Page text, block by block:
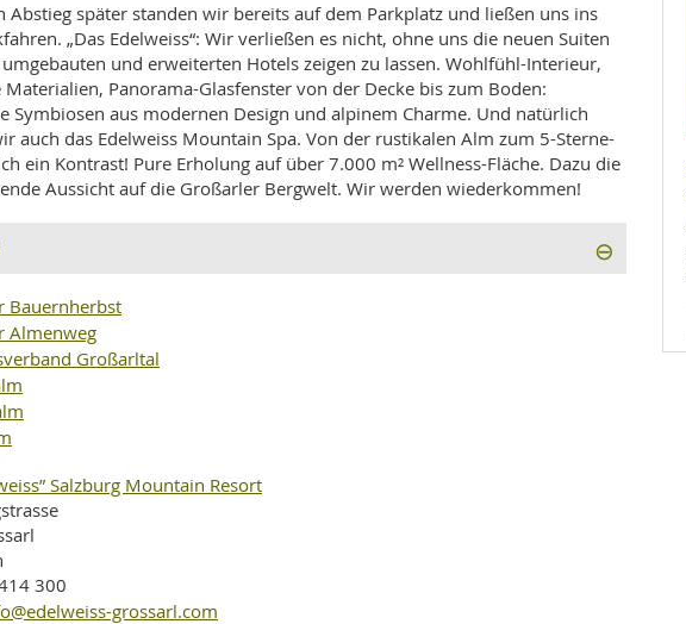
Abstieg später standen wir bereits auf dem Parkplatz und ließen uns ins
„Das Edelweiss“: Wir verließen es nicht, ohne uns die neuen Suiten
und erweiterten Hotels zeigen zu lassen. Wohlfühl-Interieur,
Panorama-Glasfenster von der Decke bis zum Boden:
Symbiosen aus modernen Design und alpinem Charme. Und natürlich
auch das Edelweiss Mountain Spa. Von der rustikalen Alm zum 5-Sterne-
ein Kontrast! Pure Erholung auf über 7.000 m² Wellness-Fläche. Dazu die
Aussicht auf die Großarler Bergwelt. Wir werden wiederkommen!
Bauernherbst
Almenweg
Großarltal
Salzburg Mountain Resort
300
grossarl.com